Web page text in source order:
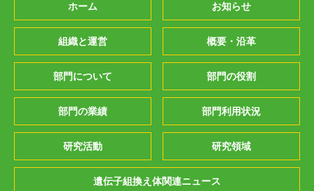
ホーム お知らせ
組織と運営 概要・沿革
部門について 部門の役割
部門の業績 部門利用状況
研究活動 研究領域
遺伝子組換え体関連ニュース